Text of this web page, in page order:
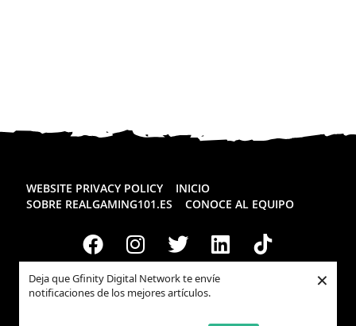
Deja que Gfinity Digital Network te envíe
notificaciones de los mejores artículos.
×
WEBSITE PRIVACY POLICY
INICIO
SOBRE REALGAMING101.ES
CONOCE AL EQUIPO
Todos los derechos reservadosRealgaming.es